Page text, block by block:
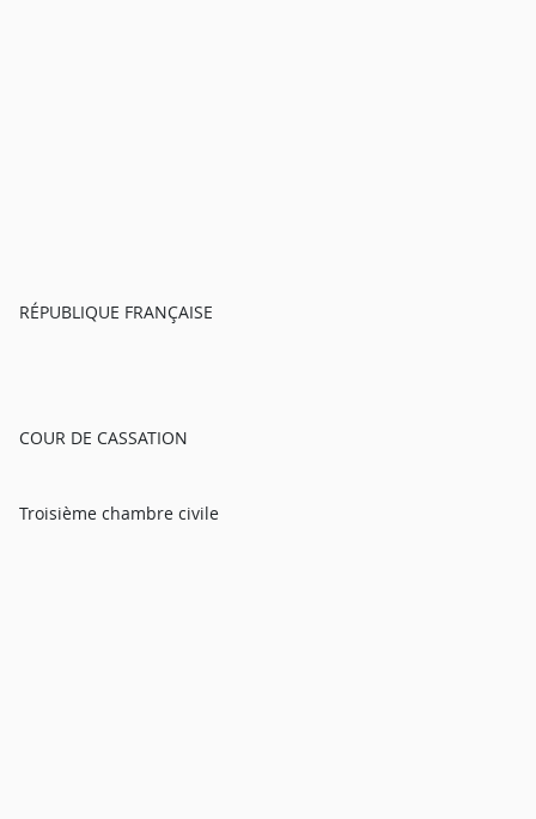
RÉPUBLIQUE FRANÇAISE
COUR DE CASSATION
Troisième chambre civile